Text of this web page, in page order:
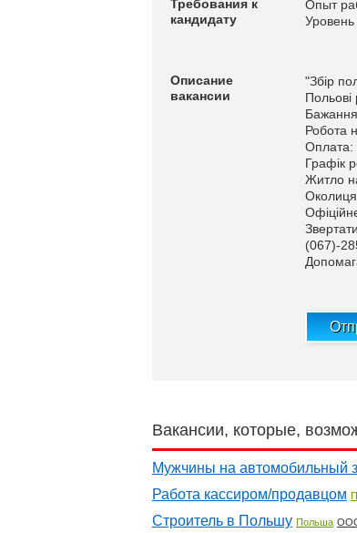
Требования к
кандидату
Опыт
Уровень
Описание
вакансии
"Збір
Польові
Робота
Оплата:
Графік
Житло
Околиця
(067)-
Вакансии, которые,
Мужчины на автомобильный
Работа кассиром/продавцом
Строитель в Польшу Польша